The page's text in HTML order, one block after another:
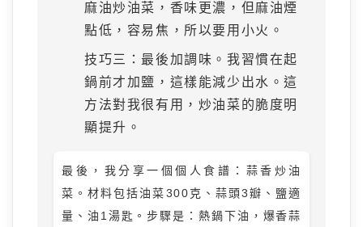
麻油炒油菜，香味更濃，但麻油煙
點低，容易焦，所以要用小火。
技巧三：最後加調味。我習慣在起
鍋前才加鹽，這樣能減少出水。這
方法對我很有用，炒油菜的脆度明
顯提升。
最後，我分享一個個人食譜：蒜香炒油
菜。材料包括油菜300克、蒜頭3瓣、鹽適
量、油1湯匙。步驟是：熱鍋下油，爆香蒜